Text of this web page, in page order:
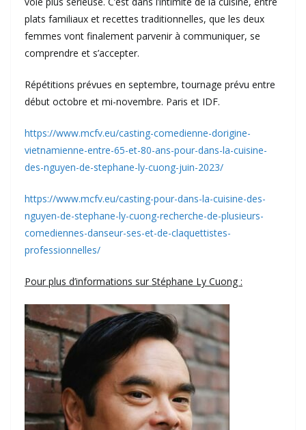
plats familiaux et recettes traditionnelles, que les deux
femmes vont finalement parvenir à communiquer, se
comprendre et s’accepter.
Répétitions prévues en septembre, tournage prévu entre
début octobre et mi-novembre. Paris et IDF.
https://www.mcfv.eu/casting-comedienne-dorigine-
vietnamienne-entre-65-et-80-ans-pour-dans-la-cuisine-
des-nguyen-de-stephane-ly-cuong-juin-2023/
https://www.mcfv.eu/casting-pour-dans-la-cuisine-des-
nguyen-de-stephane-ly-cuong-recherche-de-plusieurs-
comediennes-danseur-ses-et-de-claquettistes-
professionnelles/
Pour plus d’informations sur Stéphane Ly Cuong :